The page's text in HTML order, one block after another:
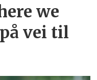
we
vei til